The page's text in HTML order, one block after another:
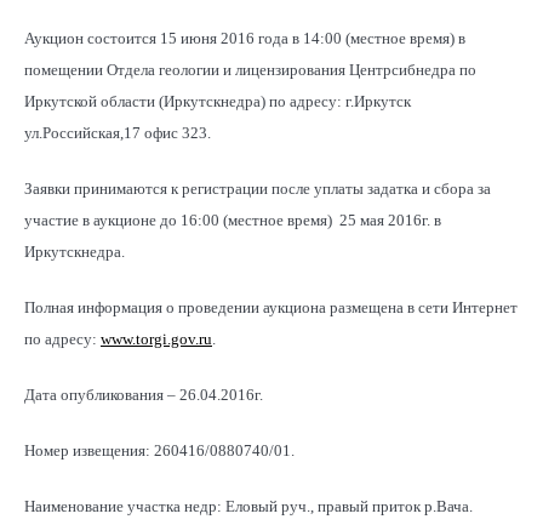
Аукцион состоится 15 июня 2016 года в 14:00 (местное время) в
помещении Отдела геологии и лицензирования Центрсибнедра по
Иркутской области (Иркутскнедра) по адресу: г.Иркутск
ул.Российская,17 офис 323.
Заявки принимаются к регистрации после уплаты задатка и сбора за
участие в аукционе до 16:00 (местное время) 25 мая 2016г. в
Иркутскнедра.
Полная информация о проведении аукциона размещена в сети Интернет
по адресу: www.torgi.gov.ru
Дата опубликования – 26.04.2016г.
Номер извещения: 260416/0880740/01.
Наименование участка недр: Еловый руч., правый приток р.Вача.